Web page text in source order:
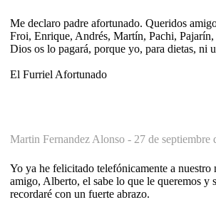
Me declaro padre afortunado. Queridos
Froi, Enrique, Andrés, Martín, Pachi, Pajarín,
Dios os lo pagará, porque yo, para dietas, ni
El Furriel Afortunado
Martin Fernandez Alonso - 27 de septiembre
Yo ya he felicitado telefónicamente a nuestro
amigo, Alberto, el sabe lo que le queremos y
recordaré con un fuerte abrazo.